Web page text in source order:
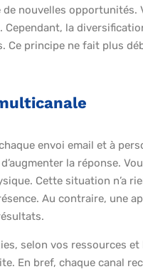
nouvelles
la
Ce principe ne fait plus
envoi email et à
la réponse.
Cette situation n’a
Au contraire, une
selon vos ressources
En bref, chaque canal